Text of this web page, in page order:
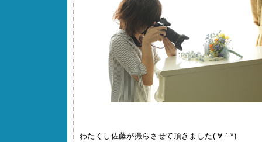
わたくし佐藤が撮らさせて頂きました(´∀｀*)ゞ